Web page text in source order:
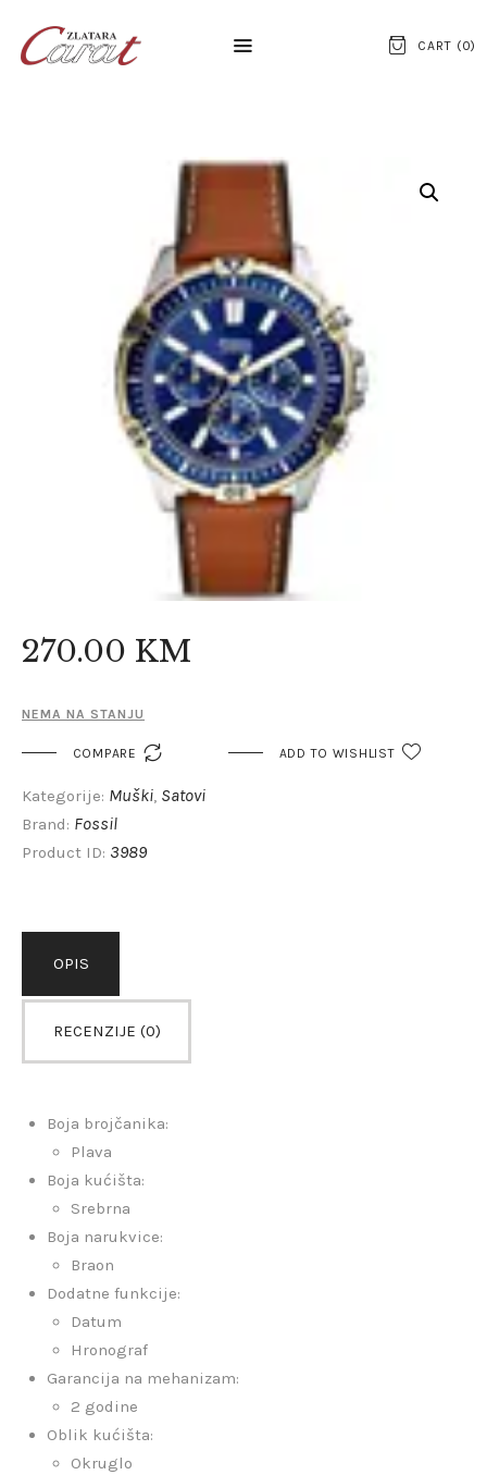
CART (0)
NASLOVNA
O NAMA
KONTAKT
SATOVI
SREBRNI NAKIT
ZLATNI NAKIT
270.00 KM
NEMA NA STANJU
COMPARE  ADD TO WISHLIST
Kategorije: Muški Satovi
Brand: Fossil
Product ID: 3989
OPIS
RECENZIJE (0)
Boja brojčanika:
Plava
Boja kućišta:
Srebrna
Boja narukvice:
Braon
Dodatne funkcije:
Datum
Hronograf
Garancija na mehanizam:
2 godine
Oblik kućišta:
Okruglo